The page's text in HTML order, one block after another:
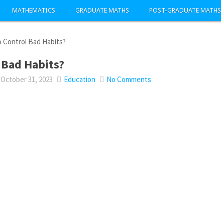
MATHEMATICS GRADUATE MATHS POST-GRADUATE MATHS
Control Bad Habits?
Habits?
October 31, 2023 Education No Comments